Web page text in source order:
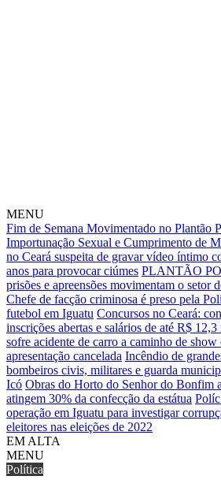
MENU
Fim de Semana Movimentado no Plantão
Importunação Sexual e Cumprimento de
no Ceará suspeita de gravar vídeo íntimo
anos para provocar ciúmes PLANTÃO
prisões e apreensões movimentam o setor
Chefe de facção criminosa é preso pela
futebol em Iguatu Concursos no Ceará:
inscrições abertas e salários de até R$ 12,3
sofre acidente de carro a caminho de show
apresentação cancelada Incêndio de
bombeiros civis, militares e guarda
Icó Obras do Horto do Senhor do Bonfim
atingem 30% da confecção da estátua
operação em Iguatu para investigar
eleitores nas eleições de 2022
EM ALTA
MENU
Política